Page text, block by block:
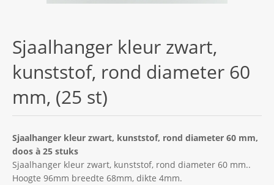
Sjaalhanger kleur zwart,
kunststof, rond diameter 60
mm, (25 st)
Sjaalhanger kleur zwart, kunststof, rond diameter 60 mm,
doos à 25 stuks
Sjaalhanger kleur zwart, kunststof, rond diameter 60 mm..
Hoogte 96mm breedte 68mm, dikte 4mm.